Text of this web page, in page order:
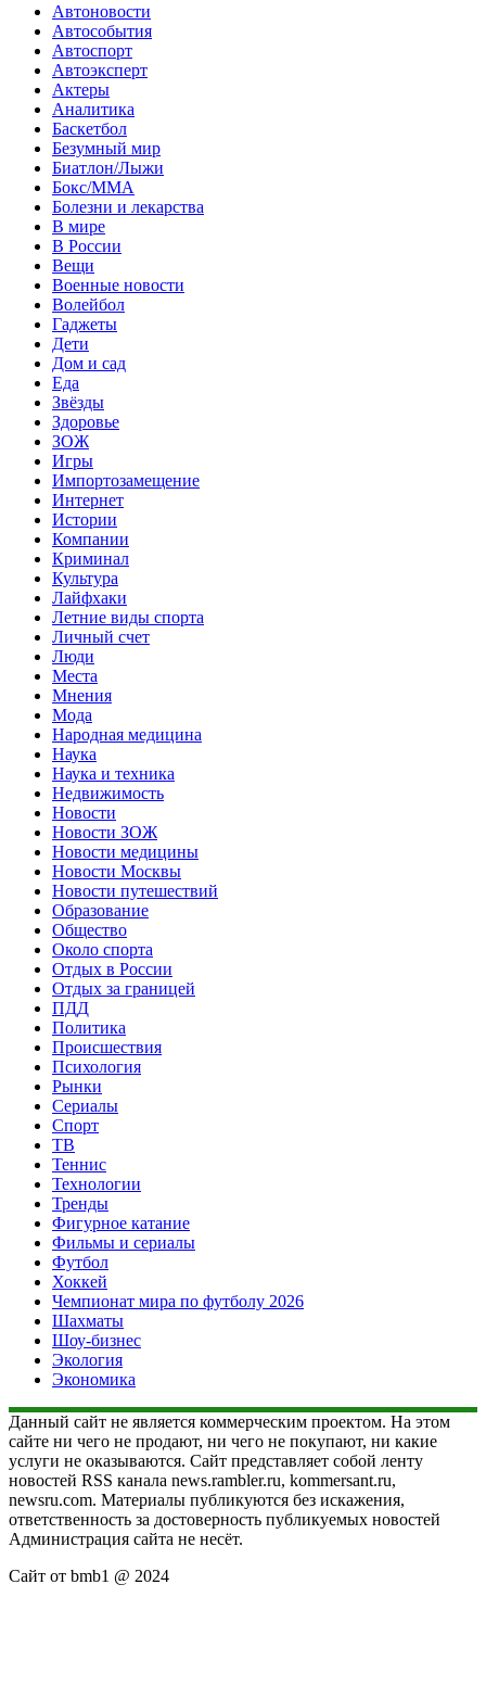
Автоновости
Автособытия
Автоспорт
Автоэксперт
Актеры
Аналитика
Баскетбол
Безумный мир
Биатлон/Лыжи
Бокс/MMA
Болезни и лекарства
В мире
В России
Вещи
Военные новости
Волейбол
Гаджеты
Дети
Дом и сад
Еда
Звёзды
Здоровье
ЗОЖ
Игры
Импортозамещение
Интернет
Истории
Компании
Криминал
Культура
Лайфхаки
Летние виды спорта
Личный счет
Люди
Места
Мнения
Мода
Народная медицина
Наука
Наука и техника
Недвижимость
Новости
Новости ЗОЖ
Новости медицины
Новости Москвы
Новости путешествий
Образование
Общество
Около спорта
Отдых в России
Отдых за границей
ПДД
Политика
Происшествия
Психология
Рынки
Сериалы
Спорт
ТВ
Теннис
Технологии
Тренды
Фигурное катание
Фильмы и сериалы
Футбол
Хоккей
Чемпионат мира по футболу 2026
Шахматы
Шоу-бизнес
Экология
Экономика
Данный сайт не является коммерческим проектом. На этом
сайте ни чего не продают, ни чего не покупают, ни какие
услуги не оказываются. Сайт представляет собой ленту
новостей RSS канала news.rambler.ru, kommersant.ru,
newsru.com. Материалы публикуются без искажения,
ответственность за достоверность публикуемых новостей
Администрация сайта не несёт.
Сайт от bmb1 @ 2024